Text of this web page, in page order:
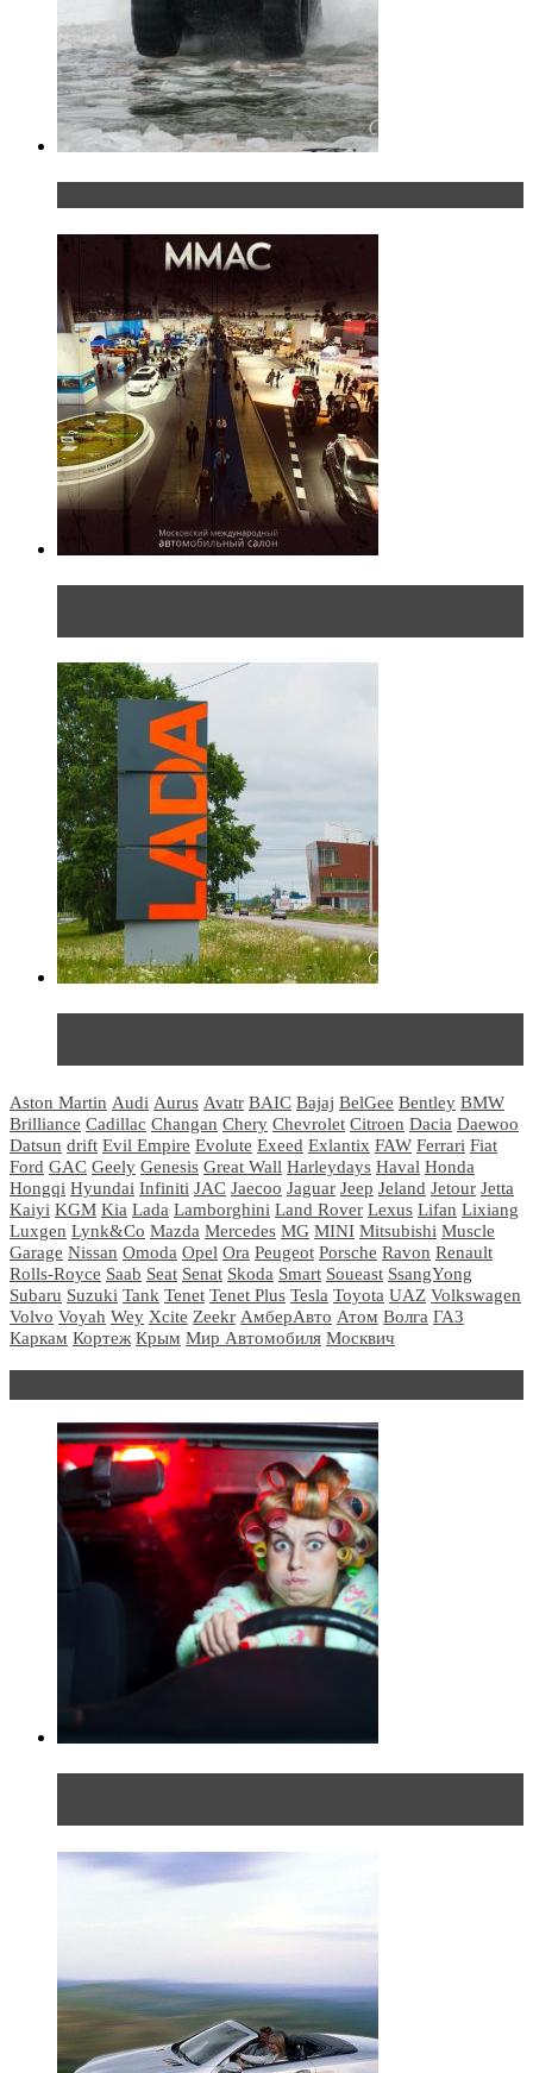
Aston Martin Audi Aurus Avatr BAIC Bajaj BelGee Bentley BMW
Brilliance Cadillac Changan Chery Chevrolet Citroen Dacia Daewoo
Datsun drift Evil Empire Evolute Exeed Exlantix FAW Ferrari Fiat
Ford GAC Geely Genesis Great Wall Harleydays Haval Honda
Hongqi Hyundai Infiniti JAC Jaecoo Jaguar Jeep Jeland Jetour Jetta
Kaiyi KGM Kia Lada Lamborghini Land Rover Lexus Lifan Lixiang
Luxgen Lynk&Co Mazda Mercedes MG MINI Mitsubishi Muscle
Garage Nissan Omoda Opel Ora Peugeot Porsche Ravon Renault
Rolls-Royce Saab Seat Senat Skoda Smart Soueast SsangYong
Subaru Suzuki Tank Tenet Tenet Plus Tesla Toyota UAZ Volkswagen
Volvo Voyah Wey Xcite Zeekr АмберАвто Атом Волга ГАЗ
Каркам Кортеж Крым Мир Автомобиля Москвич